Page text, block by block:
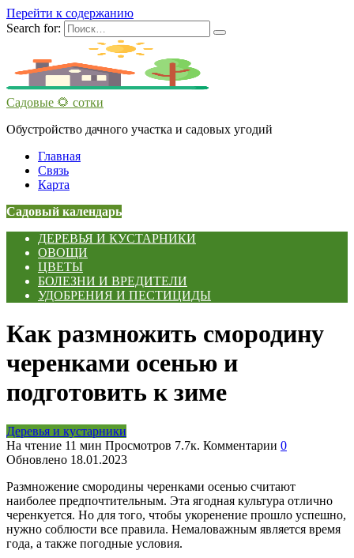
Перейти к содержанию
Search for:
Садовые 🌻 сотки
Обустройство дачного участка и садовых угодий
Главная
Связь
Карта
Садовый календарь
ДЕРЕВЬЯ И КУСТАРНИКИ
ОВОЩИ
ЦВЕТЫ
БОЛЕЗНИ И ВРЕДИТЕЛИ
УДОБРЕНИЯ И ПЕСТИЦИДЫ
Как размножить смородину
черенками осенью и
подготовить к зиме
Деревья и кустарники
На чтение 11 мин Просмотров 7.7к. Комментарии 0
Обновлено 18.01.2023
Размножение смородины черенками осенью считают
наиболее предпочтительным. Эта ягодная культура отлично
черенкуется. Но для того, чтобы укоренение прошло успешно,
нужно соблюсти все правила. Немаловажным является время
года, а также погодные условия.